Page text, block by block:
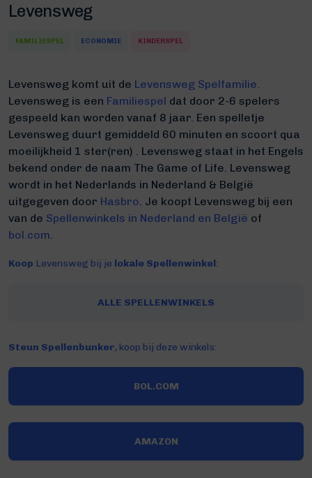
Levensweg
FAMILIESPEL ECONOMIE KINDERSPEL
Levensweg komt uit de Levensweg Spelfamilie.
Levensweg is een Familiespel dat door 2-6 spelers
gespeeld kan worden vanaf 8 jaar. Een spelletje
Levensweg duurt gemiddeld 60 minuten en scoort qua
moeilijkheid 1 ster(ren) . Levensweg staat in het Engels
bekend onder de naam The Game of Life. Levensweg
wordt in het Nederlands in Nederland & België
uitgegeven door Hasbro. Je koopt Levensweg bij een
van de Spellenwinkels in Nederland en België of
bol.com.
Koop Levensweg bij je lokale Spellenwinkel:
ALLE SPELLENWINKELS
Steun Spellenbunker, koop bij deze winkels:
BOL.COM
AMAZON